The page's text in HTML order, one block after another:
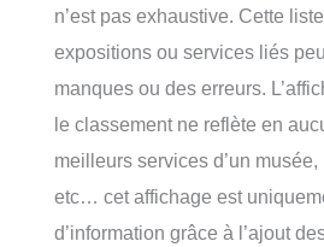
n’est pas exhaustive. Cette
expositions ou services liés
manques ou des erreurs.
le classement ne reflète en
meilleurs services d’un
etc… cet affichage est
d’information grâce à l’ajout